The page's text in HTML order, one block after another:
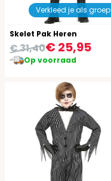
Verkleed je als groep
Skelet Pak Heren
€ 25,95
€ 31,40
Op voorraad